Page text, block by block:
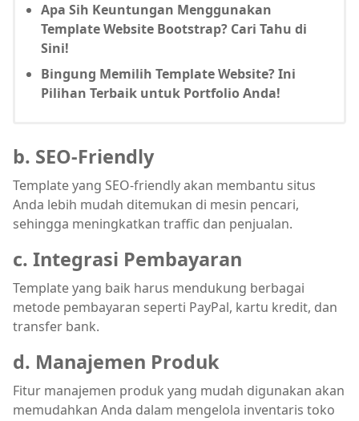
Apa Sih Keuntungan Menggunakan
Template Website Bootstrap? Cari Tahu di
Sini!
Bingung Memilih Template Website? Ini
Pilihan Terbaik untuk Portfolio Anda!
b. SEO-Friendly
Template yang SEO-friendly akan membantu situs
Anda lebih mudah ditemukan di mesin pencari,
sehingga meningkatkan traffic dan penjualan.
c. Integrasi Pembayaran
Template yang baik harus mendukung berbagai
metode pembayaran seperti PayPal, kartu kredit, dan
transfer bank.
d. Manajemen Produk
Fitur manajemen produk yang mudah digunakan akan
memudahkan Anda dalam mengelola inventaris toko